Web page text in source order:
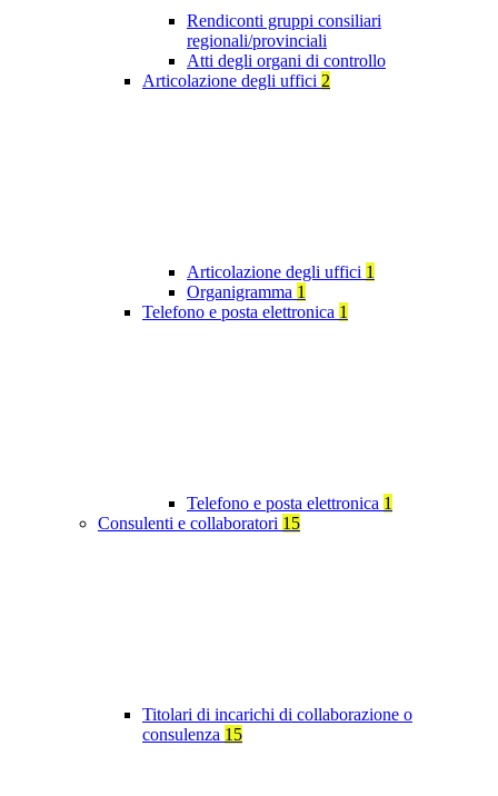
Rendiconti gruppi consiliari
regionali/provinciali
Atti degli organi di controllo
Articolazione degli uffici 2
Articolazione degli uffici 1
Organigramma 1
Telefono e posta elettronica 1
Telefono e posta elettronica 1
Consulenti e collaboratori 15
Titolari di incarichi di collaborazione o
consulenza 15